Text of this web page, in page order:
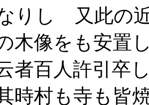
りし 又此の
木像をも安置
者百人許引卒
時村も寺も皆